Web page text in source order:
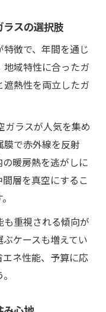
礎知識のまと
宅ガラスの基準
ガラス性能解説
び基礎ポイン
住宅成功の鍵と
宅のガラステク
最新ガラステク
住宅の住み心地
スの選択肢
徴で、年間を通じ
域特性に合ったガ
熱性を両立したガ
ガラスが人気を集め
膜で赤外線を反射
暖房熱を逃がしに
層を真空にするこ
も重視される傾向が
ケースも増えてい
ネ性能、予算に応